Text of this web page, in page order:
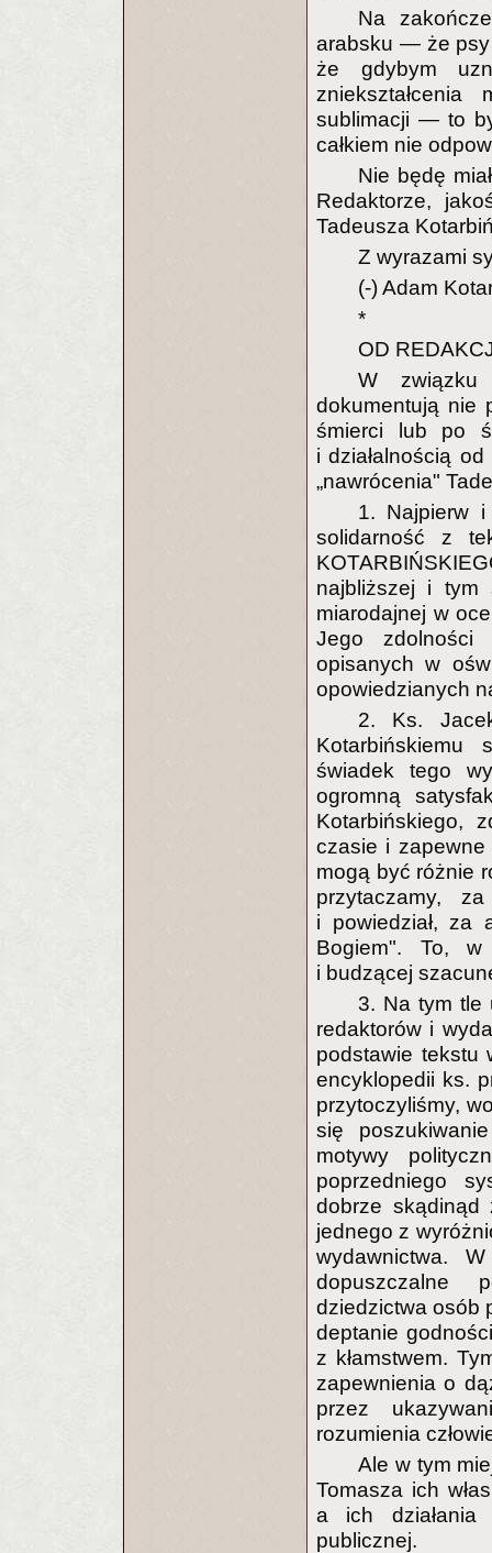
Na
arabsku — że psy
że gdybym
sublimacji — to
całkiem nie
Nie będę
Redaktorze,
Tadeusza
Z wyrazami
(-) Adam
*
OD
W związku
dokumentują nie
śmierci lub po
i działalnością
„nawrócenia"
1. Najpierw i
solidarność z
najbliższej i tym
miarodajnej w
Jego zdolności
opisanych w
opowiedzianych
2. Ks.
Kotarbińskiemu
świadek tego
ogromną
Kotarbińskiego,
czasie i
mogą być różnie
przytaczamy,
i powiedział, za
Bogiem". To, w
i budzącej
3. Na tym tle
redaktorów i
podstawie tekstu
encyklopedii ks.
przytoczyliśmy,
się
motywy
poprzedniego
dobrze skądinąd
jednego z
wydawnictwa.
dopuszczalne
dziedzictwa osób
deptanie
z kłamstwem.
zapewnienia o
przez
rozumienia
Ale w tym
Tomasza ich
a ich
publicznej.